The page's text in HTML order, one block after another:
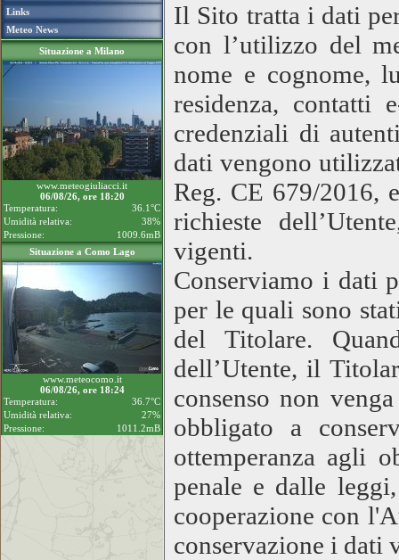
Links
Meteo News
Situazione a Milano
www.meteogiuliacci.it
06/08/26, ore 18:20
Temperatura:
36.1°C
Umidità relativa:
38%
Pressione:
1009.6mB
Situazione a Como Lago
www.meteocomo.it
06/08/26, ore 18:24
Temperatura:
36.7°C
Umidità relativa:
27%
Pressione:
1011.2mB
Il Sito tratta i dati
con l’utilizzo del
nome e cognome,
residenza, contatti
credenziali di
dati vengono
Reg. CE 679/2016,
richieste
vigenti.
Conserviamo i dati
per le quali sono
del Titolare.
dell’Utente, il
consenso non
obbligato a
ottemperanza agli
penale e dalle
cooperazione con
conservazione i dati